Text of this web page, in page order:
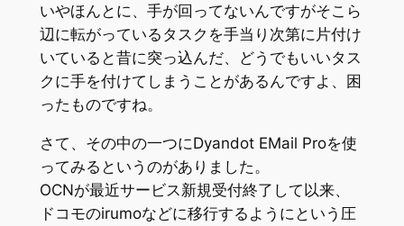
いやほんとに、手が回ってないんですがそこら
辺に転がっているタスクを手当り次第に片付け
いていると昔に突っ込んだ、どうでもいいタス
クに手を付けてしまうことがあるんですよ、困
ったものですね。
さて、その中の一つにDyandot EMail Proを使
ってみるというのがありました。
OCNが最近サービス新規受付終了して以来、
ドコモのirumoなどに移行するようにという圧